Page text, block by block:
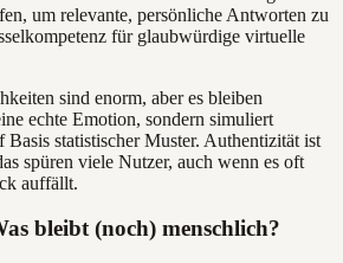
um relevante, persönliche Antworten zu
für glaubwürdige virtuelle
sind enorm, aber es bleiben
echte Emotion, sondern simuliert
statistischer Muster. Authentizität ist
spüren viele Nutzer, auch wenn es oft
auffällt.
bleibt (noch) menschlich?